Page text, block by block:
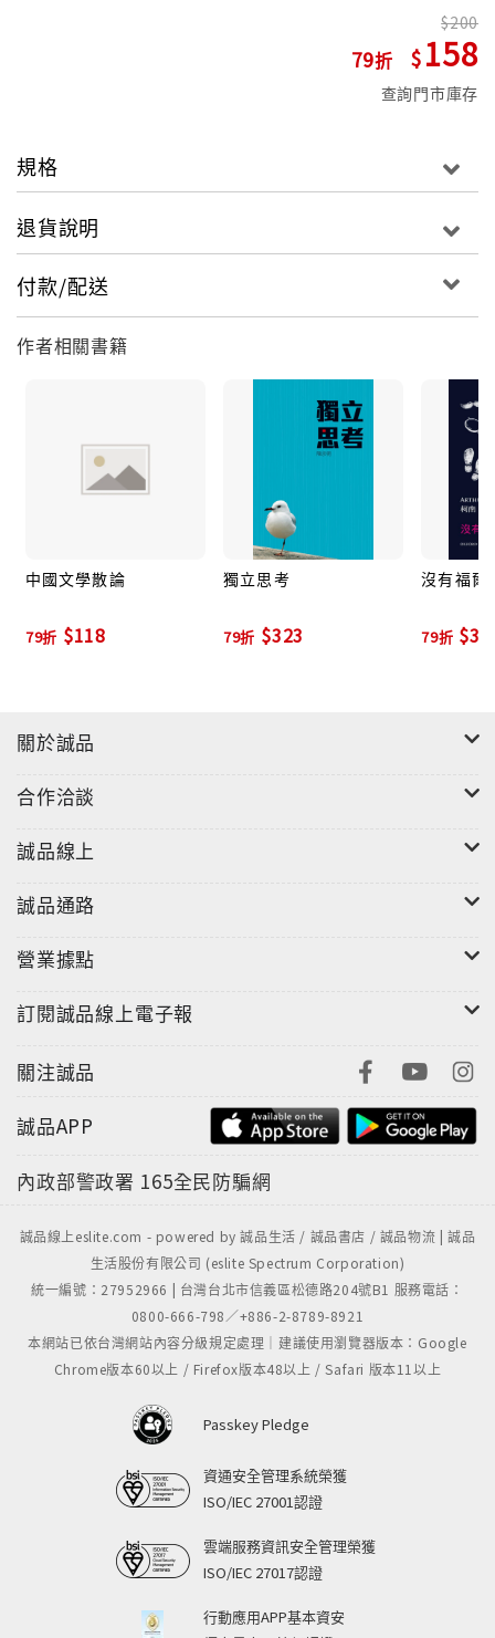
79
200
158
查詢門市庫存
規格
退貨說明
付款/配送
作者相關書籍
中國文學散論
79折 $118
獨立思考
79折 $323
沒有福爾
79折
關於誠品
合作洽談
誠品線上
誠品通路
營業據點
訂閱誠品線上電子報
關注誠品
誠品APP
內政部警政署 165全民防騙網
誠品線上eslite.com - powered by 誠品生活 / 誠品書店 / 誠品物流 | 誠品
生活股份有限公司 (eslite Spectrum Corporation)
統一編號：27952966 | 台灣台北市信義區松德路204號B1 服務電話：
0800-666-798／+886-2-8789-8921
本網站已依台灣網站內容分級規定處理｜建議使用瀏覽器版本：Google
Chrome版本60以上 / Firefox版本48以上 / Safari 版本11以上
Passkey Pledge
資通安全管理系統榮獲
ISO/IEC 27001認證
雲端服務資訊安全管理榮獲
ISO/IEC 27017認證
行動應用APP基本資安